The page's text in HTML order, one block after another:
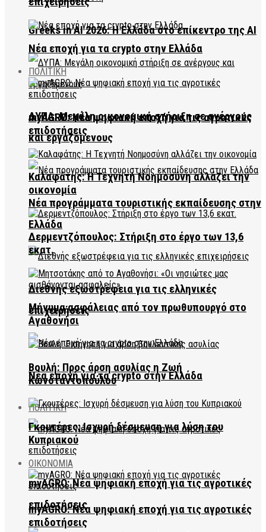
Greeks in AI 2026: Η Ελλάδα στο επίκεντρο της AI
ΔΥΠΑ: Μεγάλη οικονομική στήριξη σε ανέργους
και εργαζόμενους
Νέα προγράμματα τουριστικής εκπαίδευσης στην
Ελλάδα
Διεθνής εξωστρέφεια για τις ελληνικές
επιχειρήσεις
Νέα εποχή για τα crypto στην Ελλάδα
ΠΟΛΙΤΙΚΗ
myAGRO: Νέα ψηφιακή εποχή για τις αγροτικές
επιδοτήσεις
Νέα εποχή για τα crypto στην Ελλάδα
ΠΟΛΙΤΙΚΗ
myAGRO: Νέα ψηφιακή εποχή για τις αγροτικές
επιδοτήσεις
Καλαφάτης: Η Τεχνητή Νοημοσύνη αλλάζει την
οικονομία
Δερμεντζόπουλος: Στήριξη στο έργο των 13,6
εκατ.
Μήνυμα ασφάλειας από τον πρωθυπουργό στο
Αγαθονήσι
Βουλή: Προς άρση ασυλίας η Ζωή
Κωνσταντοπούλου
Γκουτέρες: Ισχυρή δέσμευση για λύση του
Κυπριακού
ΟΙΚΟΝΟΜΙΑ
myAGRO: Νέα ψηφιακή εποχή για τις αγροτικές
επιδοτήσεις